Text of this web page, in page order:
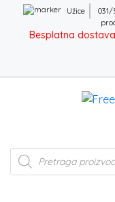
Užice 031/
Besplatna
Products
search